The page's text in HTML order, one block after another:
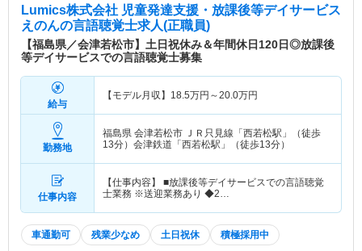
Lumics株式会社 児童発達支援・放課後等デイサービス
えのんの言語聴覚士求人(正職員)
【福島県／会津若松市】土日祝休み＆年間休日120日◎放課後
等デイサービスでの言語聴覚士募集
給与
【モデル月収】 18.5万円～20.0万円
勤務地
福島県 会津若松市 ＪＲ只見線「西若松駅」（徒歩
13分）会津鉄道「西若松駅」（徒歩13分）
仕事内容
【仕事内容】 ■放課後等デイサービスでの言語聴覚
士業務 ※送迎業務あり ◆2…
車通勤可 残業少なめ 土日祝休 積極採用中